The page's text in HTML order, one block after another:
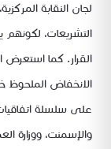
لجان النقابة
التشريعات،
القرار. كما استعرض
الانخفاض الملحوظ
على سلسلة
والإسمنت، ووزارة